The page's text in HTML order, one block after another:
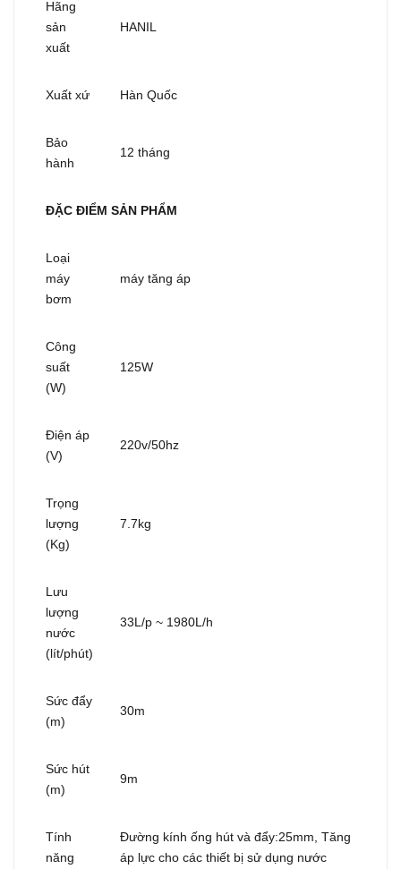
Hãng
sản
xuất
HANIL
Xuất xứ Hàn Quốc
Bảo
hành
12 tháng
ĐẶC ĐIỂM SẢN PHẨM
Loại
máy
bơm
máy tăng áp
Công
suất
(W)
125W
Điện áp
(V)
220v/50hz
Trọng
lượng
(Kg)
7.7kg
Lưu
lượng
nước
(lít/phút)
33L/p ~ 1980L/h
Sức đẩy
(m)
30m
Sức hút
(m)
9m
Tính
năng
Đường kính ống hút và đẩy:25mm, Tăng
áp lực cho các thiết bị sử dụng nước